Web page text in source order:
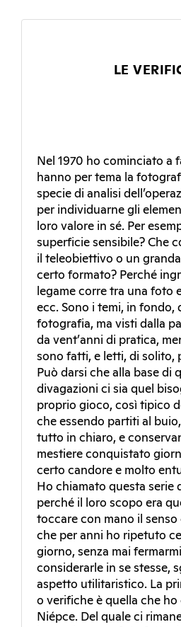
LE
Nel 1970 ho cominciato a
hanno per tema la
specie di analisi
per individuarne gli
loro valore in sé. Per
superficie sensibile? Che
il teleobiettivo o un
certo formato? Perché
legame corre tra una foto
ecc. Sono i temi, in fondo,
fotografia, ma visti dalla
da vent’anni di pratica,
sono fatti, e letti, di solito,
Può darsi che alla base di
divagazioni ci sia quel
proprio gioco, così tipico
che essendo partiti al
tutto in chiaro, e
mestiere conquistato
certo candore e molto
Ho chiamato questa serie
perché il loro scopo era
toccare con mano il senso
che per anni ho ripetuto
giorno, senza mai
considerarle in se stesse,
aspetto utilitaristico. La
o verifiche è quella che ho
Niépce. Del quale ci